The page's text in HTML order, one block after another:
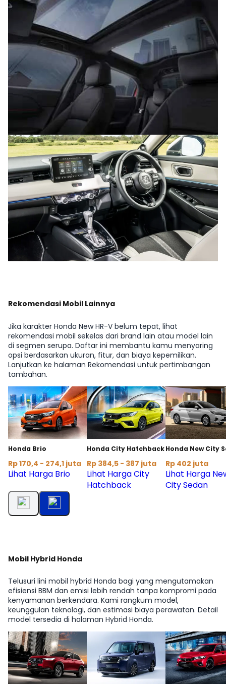
Rekomendasi Mobil Lainnya
Jika karakter Honda New HR-V belum tepat, lihat
rekomendasi mobil sekelas dari brand lain atau model lain
di segmen serupa. Daftar ini membantu kamu menyaring
opsi berdasarkan ukuran, fitur, dan biaya kepemilikan.
Lanjutkan ke halaman Rekomendasi untuk pertimbangan
tambahan.
Honda Brio
Rp 170,4 - 274,1 juta
Lihat Harga Brio
Honda City Hatchback
Rp 384,5 - 387 juta
Lihat Harga City
Hatchback
Honda New City
Rp 402 juta
Lihat Harga
City Sedan
Mobil Hybrid Honda
Telusuri lini mobil hybrid Honda bagi yang mengutamakan
efisiensi BBM dan emisi lebih rendah tanpa kompromi pada
kenyamanan berkendara. Kami rangkum model,
keunggulan teknologi, dan estimasi biaya perawatan. Detail
model tersedia di halaman Hybrid Honda.